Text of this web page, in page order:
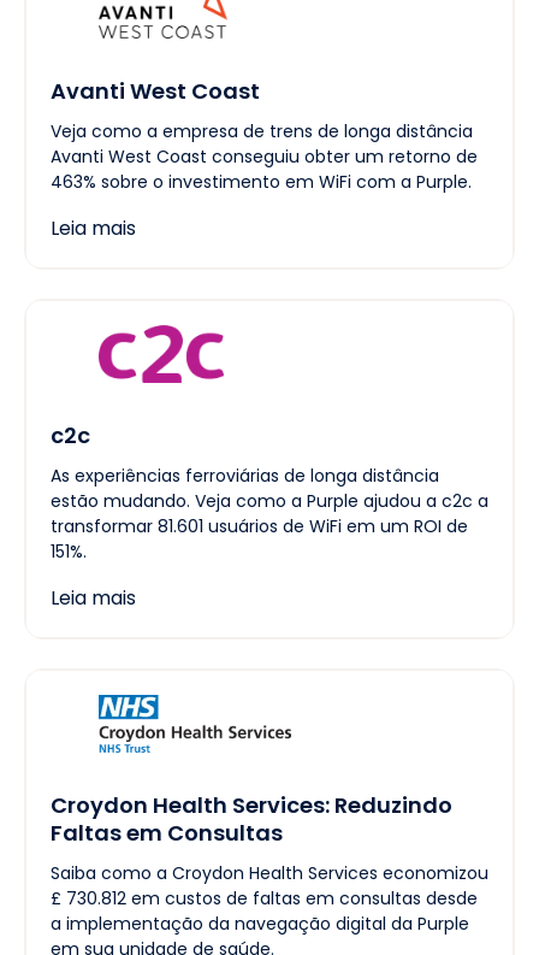
Avanti West Coast
Veja como a empresa de trens de longa distância
Avanti West Coast conseguiu obter um retorno de
463% sobre o investimento em WiFi com a Purple.
Leia mais
c2c
As experiências ferroviárias de longa distância
estão mudando. Veja como a Purple ajudou a c2c a
transformar 81.601 usuários de WiFi em um ROI de
151%.
Leia mais
Croydon Health Services: Reduzindo
Faltas em Consultas
Saiba como a Croydon Health Services economizou
£ 730.812 em custos de faltas em consultas desde
a implementação da navegação digital da Purple
em sua unidade de saúde.